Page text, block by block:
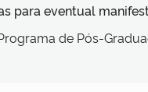
para eventual
de Pós-